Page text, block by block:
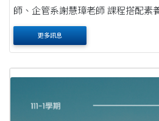
師、企管系謝慧璋老師 課程搭配素養計畫執行學期：111-1學
期 "這門課程的亮點為讓學生學習零售管理基本知識，以及
透過設計思考工....
更多訊息